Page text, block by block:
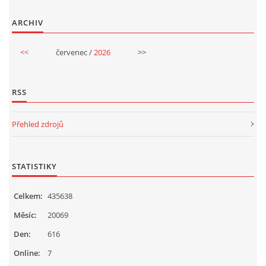
SPORTÍK - DĚTI V POHYBU
STOP ŠIKANĚ ANEB ŠIKANA BOLÍ
VĚDOMÁ VÝCHOVA
SADA EMOČNÍCH HER PRO DĚTI 3 - 4 ROKY
MERCH
MOJE TVORBA POHÁDEK PRO DĚTI
POHÁDKY NA SPOTIFY
ARCHIV
<< červenec /2026 >>
RSS
Přehled zdrojů
STATISTIKY
Online: 7
Celkem: 435638
Měsíc:
20069
Den:
616